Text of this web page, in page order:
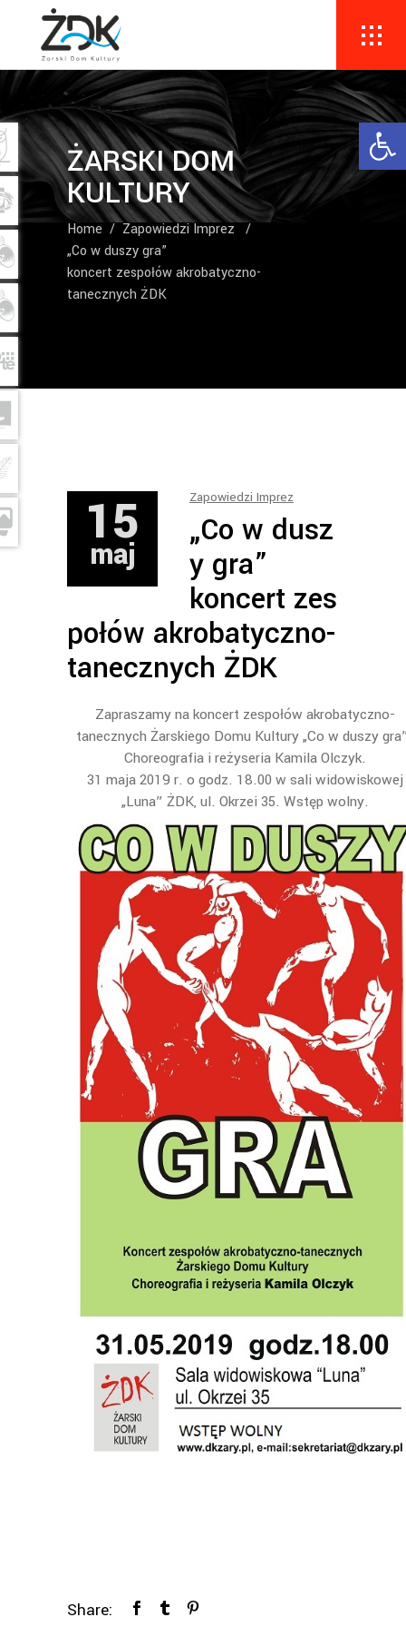
ŻARSKI DOM
KULTURY
Home/Zapowiedzi Imprez/
„Co w duszy gra”
koncert zespołów akrobatyczno-
tanecznych ŻDK
15
maj
Zapowiedzi Imprez
„Co w dusz
y gra”
koncert zes
połów akrobatyczno-
tanecznych ŻDK
Zapraszamy na koncert zespołów akrobatyczno-
tanecznych Żarskiego Domu Kultury „Co w duszy
Choreografia i reżyseria Kamila Olczyk.
31 maja 2019 r. o godz. 18.00 w sali widowiskowej
„Luna” ŻDK, ul. Okrzei 35. Wstęp wolny.
Share: